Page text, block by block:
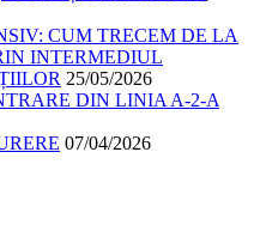
CUM TRECEM DE LA
INTERMEDIUL
25/05/2026
DIN LINIA A-2-A
07/04/2026